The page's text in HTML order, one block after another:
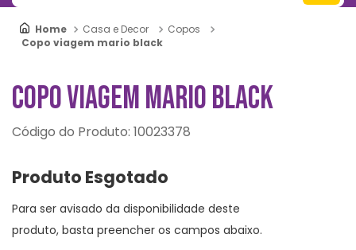
Casa e Decor
Copos
Copo viagem mario black
COPO VIAGEM MARIO BLACK
: 10023378